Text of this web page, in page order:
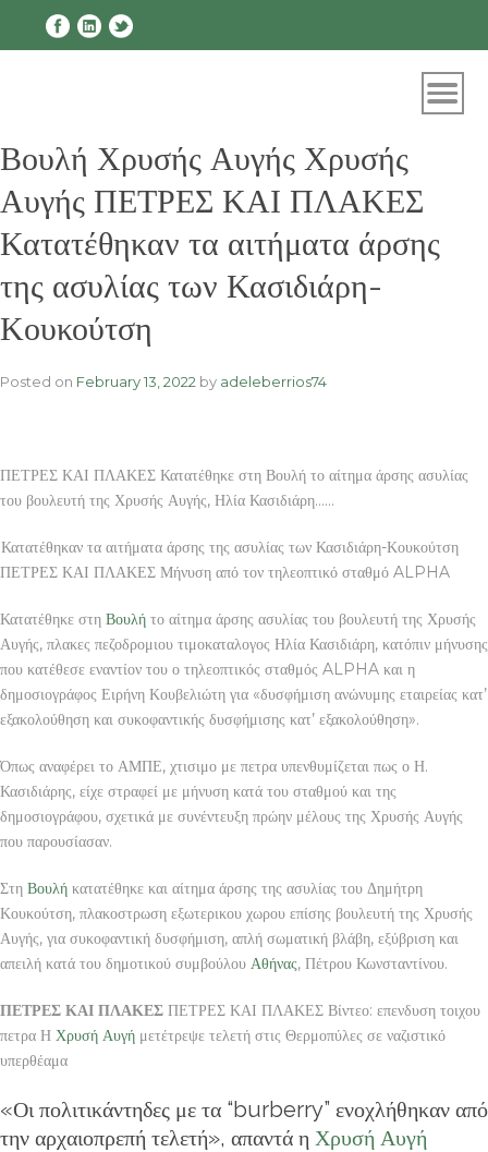
Βουλή Χρυσής Αυγής Χρυσής
Αυγής ΠΕΤΡΕΣ ΚΑΙ ΠΛΑΚΕΣ
Κατατέθηκαν τα αιτήματα άρσης
της ασυλίας των Κασιδιάρη-
Κουκούτση
Posted on February 13, 2022 by adeleberrios74
ΠΕΤΡΕΣ ΚΑΙ ΠΛΑΚΕΣ Κατατέθηκε στη Βουλή το αίτημα άρσης ασυλίας
του βουλευτή της Χρυσής Αυγής, Ηλία Κασιδιάρη……
Κατατέθηκαν τα αιτήματα άρσης της ασυλίας των Κασιδιάρη-Κουκούτση
ΠΕΤΡΕΣ ΚΑΙ ΠΛΑΚΕΣ Μήνυση από τον τηλεοπτικό σταθμό ALPHA
Κατατέθηκε στη Βουλή το αίτημα άρσης ασυλίας του βουλευτή της Χρυσής
Αυγής, πλακες πεζοδρομιου τιμοκαταλογος Ηλία Κασιδιάρη, κατόπιν μήνυσης
που κατέθεσε εναντίον του ο τηλεοπτικός σταθμός ALPHA και η
δημοσιογράφος Ειρήνη Κουβελιώτη για «δυσφήμιση ανώνυμης εταιρείας κατ’
εξακολούθηση και συκοφαντικής δυσφήμισης κατ’ εξακολούθηση».
Όπως αναφέρει το ΑΜΠΕ, χτισιμο με πετρα υπενθυμίζεται πως ο Η.
Κασιδιάρης, είχε στραφεί με μήνυση κατά του σταθμού και της
δημοσιογράφου, σχετικά με συνέντευξη πρώην μέλους της Χρυσής Αυγής
που παρουσίασαν.
Στη Βουλή κατατέθηκε και αίτημα άρσης της ασυλίας του Δημήτρη
Κουκούτση, πλακοστρωση εξωτερικου χωρου επίσης βουλευτή της Χρυσής
Αυγής, για συκοφαντική δυσφήμιση, απλή σωματική βλάβη, εξύβριση και
απειλή κατά του δημοτικού συμβούλου Αθήνας, Πέτρου Κωνσταντίνου.
ΠΕΤΡΕΣ ΚΑΙ ΠΛΑΚΕΣ ΠΕΤΡΕΣ ΚΑΙ ΠΛΑΚΕΣ Βίντεο: επενδυση τοιχου
πετρα Η Χρυσή Αυγή μετέτρεψε τελετή στις Θερμοπύλες σε ναζιστικό
υπερθέαμα
«Οι πολιτικάντηδες με τα “burberry” ενοχλήθηκαν από
την αρχαιοπρεπή τελετή», απαντά η Χρυσή Αυγή